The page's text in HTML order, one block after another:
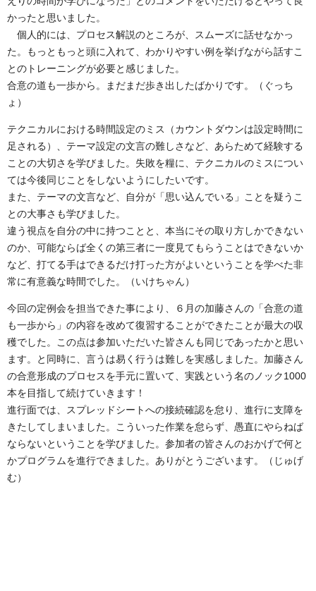
かったと思いました。
個人的には、プロセス解説のところが、スムーズに話せなかっ
た。もっともっと頭に入れて、わかりやすい例を挙げながら話すこ
とのトレーニングが必要と感じました。
合意の道も一歩から。まだまだ歩き出したばかりです。（ぐっち
ょ）
テクニカルにおける時間設定のミス（カウントダウンは設定時間に
足される）、テーマ設定の文言の難しさなど、あらためて経験する
ことの大切さを学びました。失敗を糧に、テクニカルのミスについ
ては今後同じことをしないようにしたいです。
また、テーマの文言など、自分が「思い込んでいる」ことを疑うこ
との大事さも学びました。
違う視点を自分の中に持つことと、本当にその取り方しかできない
のか、可能ならば全くの第三者に一度見てもらうことはできないか
など、打てる手はできるだけ打った方がよいということを学べた非
常に有意義な時間でした。（いけちゃん）
今回の定例会を担当できた事により、６月の加藤さんの「合意の道
も一歩から」の内容を改めて復習することができたことが最大の収
穫でした。この点は参加いただいた皆さんも同じであったかと思い
ます。と同時に、言うは易く行うは難しを実感しました。加藤さん
の合意形成のプロセスを手元に置いて、実践という名のノック1000
本を目指して続けていきます！
進行面では、スプレッドシートへの接続確認を怠り、進行に支障を
きたしてしまいました。こういった作業を怠らず、愚直にやらねば
ならないということを学びました。参加者の皆さんのおかげで何と
かプログラムを進行できました。ありがとうございます。（じゅげ
む）